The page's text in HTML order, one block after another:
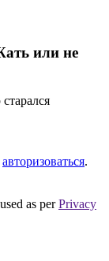
или не
авторизоваться.
as perPrivacy